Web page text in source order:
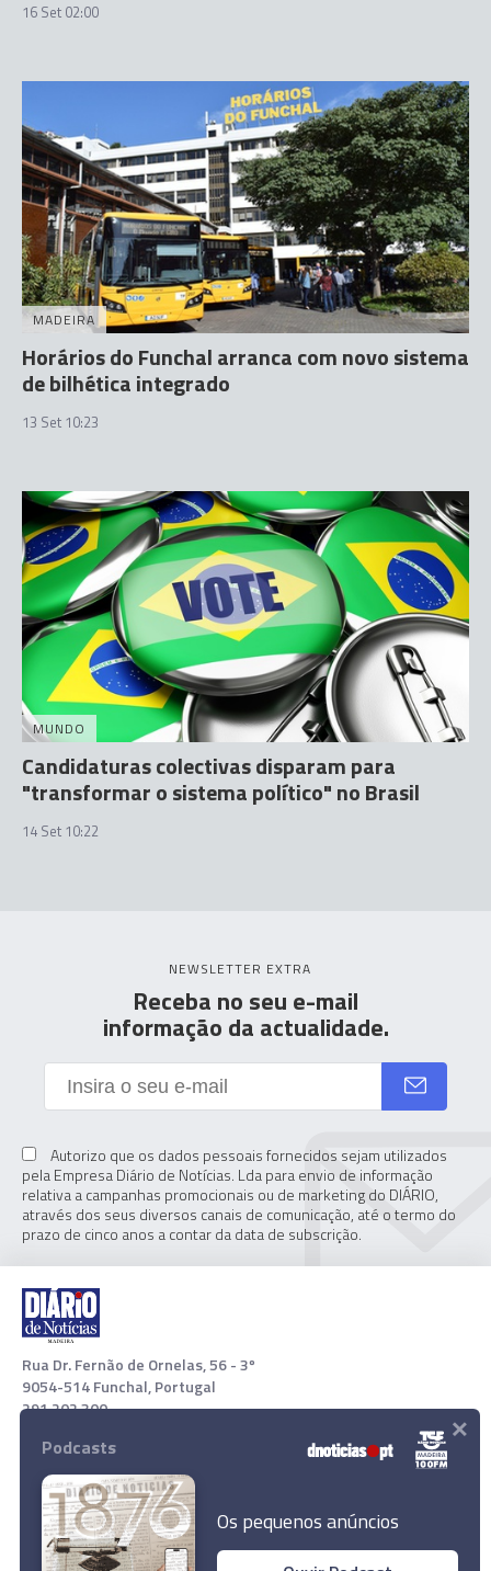
Direcção Regional da Saúde deixa
16 Set 02:00
MADEIRA
Horários do Funchal arranca com novo sistema
de bilhética integrado
13 Set 10:23
MUNDO
Candidaturas colectivas disparam para
"transformar o sistema político" no Brasil
14 Set 10:22
NEWSLETTER EXTRA
Receba no seu e-mail
informação da actualidade.
Autorizo que os dados pessoais fornecidos sejam utilizados
pela Empresa Diário de Notícias. Lda para envio de informação
relativa a campanhas promocionais ou de marketing do DIÁRIO,
através dos seus diversos canais de comunicação, até o termo do
prazo de cinco anos a contar da data de subscrição.
Rua Dr. Fernão de Ornelas, 56 - 3º
9054-514 Funchal, Portugal
291 202 300
Download App
Podcasts
Os pequenos anúncios
×